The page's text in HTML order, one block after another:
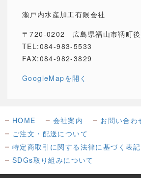
瀬戸内水産加工有限会社
〒720-0202 広島県福山市鞆町
TEL:084-983-5533
FAX:084-982-3829
GoogleMapを開く
HOME 会社案内
お問い合わ
ご注文・配送について
特定商取引に関する法律に基づく表記
SDGs取り組みについて